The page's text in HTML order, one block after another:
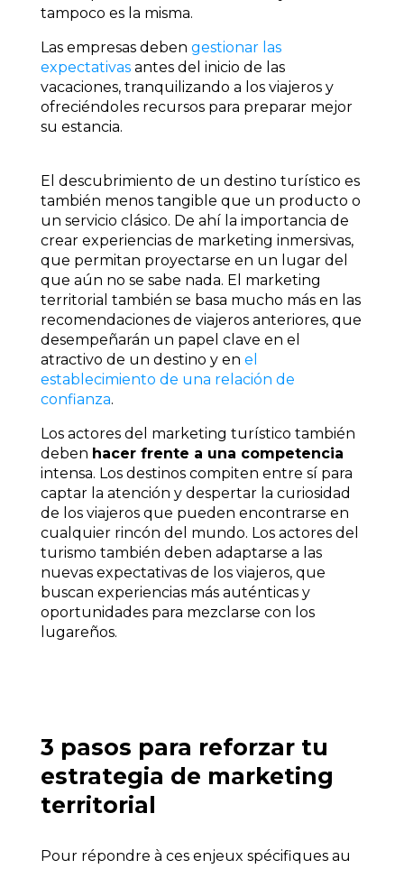
tampoco es la misma.
Las empresas deben gestionar las
expectativasantes del inicio de las
vacaciones, tranquilizando a los viajeros y
ofreciéndoles recursos para preparar mejor
su estancia.
El descubrimiento de un destino turístico es
también menos tangible que un producto o
un servicio clásico. De ahí la importancia de
crear experiencias de marketing inmersivas,
que permitan proyectarse en un lugar del
que aún no se sabe nada. El marketing
territorial también se basa mucho más en las
recomendaciones de viajeros anteriores, que
desempeñarán un papel clave en el
atractivo de un destino y en el
establecimiento de una relación de
confianza.
Los actores del marketing turístico también
deben hacer frente a una competencia
intensa. Los destinos compiten entre sí para
captar la atención y despertar la curiosidad
de los viajeros que pueden encontrarse en
cualquier rincón del mundo. Los actores del
turismo también deben adaptarse a las
nuevas expectativas de los viajeros, que
buscan experiencias más auténticas y
oportunidades para mezclarse con los
lugareños.
3 pasos para reforzar tu
estrategia de marketing
territorial
Pour répondre à ces enjeux spécifiques au